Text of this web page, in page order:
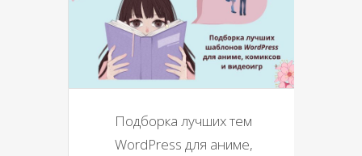
Подборка лучших тем
WordPress для аниме,